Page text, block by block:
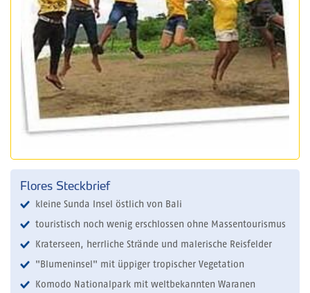
Flores Steckbrief
kleine Sunda Insel östlich von Bali
touristisch noch wenig erschlossen ohne Massentourismus
Kraterseen, herrliche Strände und malerische Reisfelder
"Blumeninsel" mit üppiger tropischer Vegetation
Komodo Nationalpark mit weltbekannten Waranen